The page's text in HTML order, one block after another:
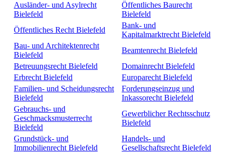
Ausländer- und Asylrecht
Bielefeld
Öffentliches Baurecht
Bielefeld
Öffentliches Recht Bielefeld
Bank- und
Kapitalmarktrecht Bielefeld
Bau- und Architektenrecht
Bielefeld
Beamtenrecht Bielefeld
Betreuungsrecht Bielefeld
Domainrecht Bielefeld
Erbrecht Bielefeld
Europarecht Bielefeld
Familien- und Scheidungsrecht
Bielefeld
Forderungseinzug und
Inkassorecht Bielefeld
Gebrauchs- und
Geschmacksmusterrecht
Bielefeld
Gewerblicher Rechtsschutz
Bielefeld
Grundstück- und
Immobilienrecht Bielefeld
Handels- und
Gesellschaftsrecht Bielefeld